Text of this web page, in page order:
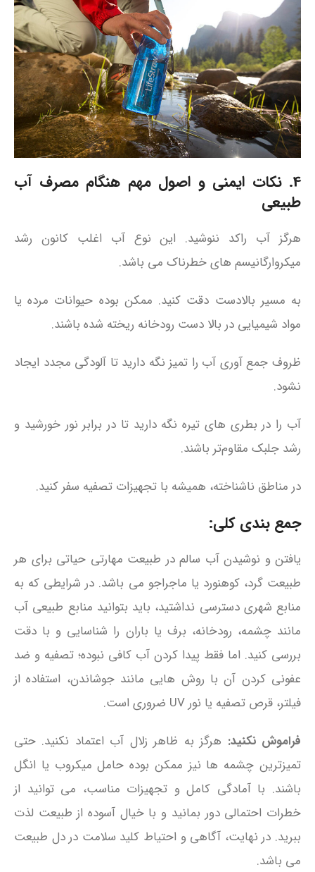
4. نکات ایمنی و اصول مهم هنگام مصرف آب
طبیعی
هرگز آب راکد ننوشید. این نوع آب اغلب کانون رشد
میکروارگانیسم‌ های خطرناک می باشد.
به مسیر بالادست دقت کنید. ممکن بوده حیوانات مرده یا
مواد شیمیایی در بالا دست رودخانه ریخته شده باشند.
ظروف جمع‌ آوری آب را تمیز نگه دارید تا آلودگی مجدد ایجاد
نشود.
آب را در بطری‌ های تیره نگه دارید تا در برابر نور خورشید و
رشد جلبک مقاوم‌تر باشند.
در مناطق ناشناخته، همیشه با تجهیزات تصفیه سفر کنید.
جمع بندی کلی:
یافتن و نوشیدن آب سالم در طبیعت مهارتی حیاتی برای هر
طبیعت‌ گرد، کوهنورد یا ماجراجو می باشد. در شرایطی که به
منابع شهری دسترسی نداشتید، باید بتوانید منابع طبیعی آب
مانند چشمه، رودخانه، برف یا باران را شناسایی و با دقت
بررسی کنید. اما فقط پیدا کردن آب کافی نبوده؛ تصفیه و ضد
عفونی کردن آن با روش‌ هایی مانند جوشاندن، استفاده از
فیلتر، قرص تصفیه یا نور UV ضروری است.
فراموش نکنید: هرگز به ظاهر زلال آب اعتماد نکنید. حتی
تمیزترین چشمه‌ ها نیز ممکن بوده حامل میکروب یا انگل
باشند. با آمادگی کامل و تجهیزات مناسب، می‌ توانید از
خطرات احتمالی دور بمانید و با خیال آسوده از طبیعت لذت
ببرید. در نهایت، آگاهی و احتیاط کلید سلامت در دل طبیعت
می باشد.